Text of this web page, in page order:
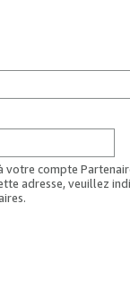
votre compte
adresse, veuillez